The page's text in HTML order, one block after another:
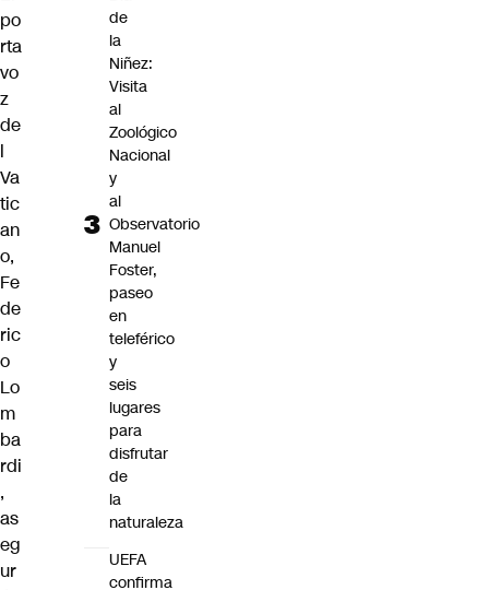
po
rta
vo
z
de
l
Va
tic
an
o,
Fe
de
ric
o
Lo
m
ba
rdi
,
as
eg
ur
de
la
Niñez:
Visita
al
Zoológico
Nacional
y
al
Observatorio
Manuel
Foster,
paseo
en
teleférico
y
seis
lugares
para
disfrutar
de
la
naturaleza
UEFA
confirma